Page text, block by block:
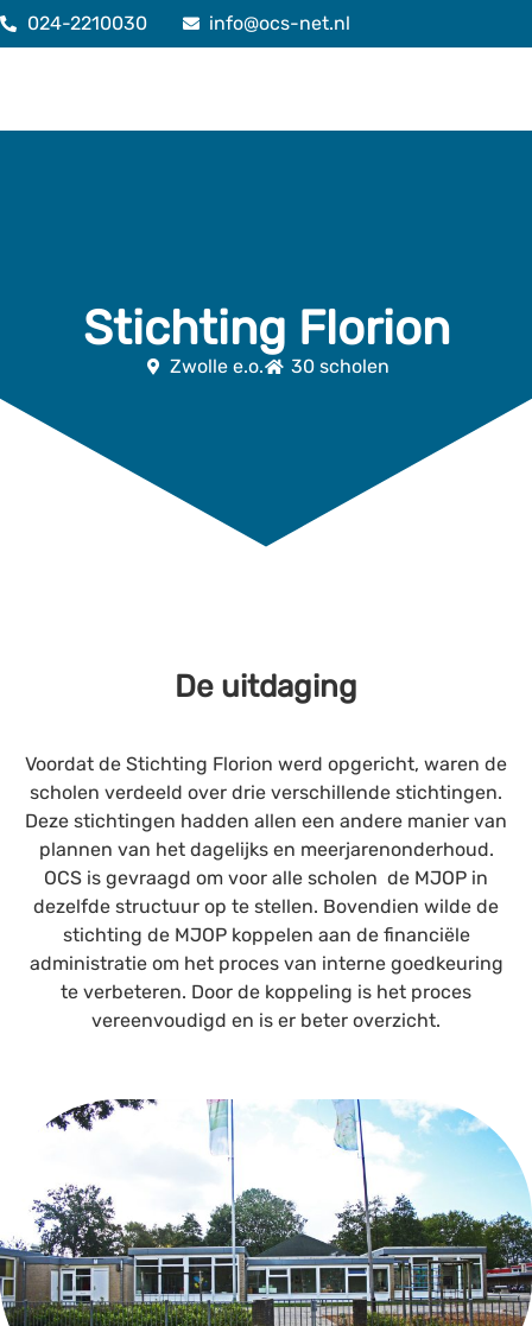
024-2210030 info@ocs-net.nl
Stichting Florion
Zwolle e.o. 30 scholen
De uitdaging
Voordat de Stichting Florion werd opgericht, waren de
scholen verdeeld over drie verschillende stichtingen.
Deze stichtingen hadden allen een andere manier van
plannen van het dagelijks en meerjarenonderhoud.
OCS is gevraagd om voor alle scholen de MJOP in
dezelfde structuur op te stellen. Bovendien wilde de
stichting de MJOP koppelen aan de financiële
administratie om het proces van interne goedkeuring
te verbeteren. Door de koppeling is het proces
vereenvoudigd en is er beter overzicht.